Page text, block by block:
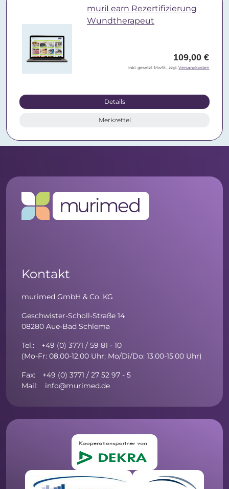
muriLearn Rezertifizierung
Wundtherapeut
109,00 €
inkl. gesetzl. MwSt., zzgl.Versandkosten
Details
Merkzettel
Kontakt
murimed GmbH & Co. KG
Geschwister-Scholl-Straße 14
08280 Aue-Bad Schlema
Tel.: +49 (0) 3771 / 59 81 - 10
(Mo-Fr: 08.00-12.00 Uhr; Mo/Di/Do: 13.00-15.00 Uhr)
Fax: +49 (0) 3771 / 27 52 97 - 5
Mail: info@murimed.de